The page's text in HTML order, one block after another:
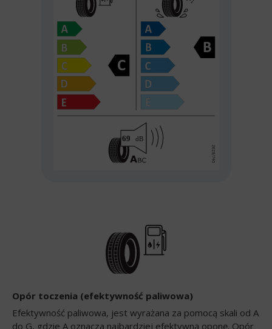
Opór toczenia (efektywność paliwowa)
Efektywność paliwowa, jest wyrażana za pomocą skali od A
do G, gdzie A oznacza najbardziej efektywną oponę. Opór